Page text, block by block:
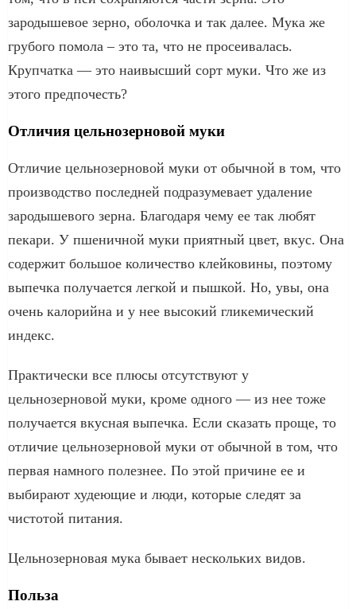
зародышевое зерно, оболочка и так далее. Мука же
грубого помола – это та, что не просеивалась.
Крупчатка — это наивысший сорт муки. Что же из
этого предпочесть?
Отличия цельнозерновой муки
Отличие цельнозерновой муки от обычной в том, что
производство последней подразумевает удаление
зародышевого зерна. Благодаря чему ее так любят
пекари. У пшеничной муки приятный цвет, вкус. Она
содержит большое количество клейковины, поэтому
выпечка получается легкой и пышкой. Но, увы, она
очень калорийна и у нее высокий гликемический
индекс.
Практически все плюсы отсутствуют у
цельнозерновой муки, кроме одного — из нее тоже
получается вкусная выпечка. Если сказать проще, то
отличие цельнозерновой муки от обычной в том, что
первая намного полезнее. По этой причине ее и
выбирают худеющие и люди, которые следят за
чистотой питания.
Цельнозерновая мука бывает нескольких видов.
Польза